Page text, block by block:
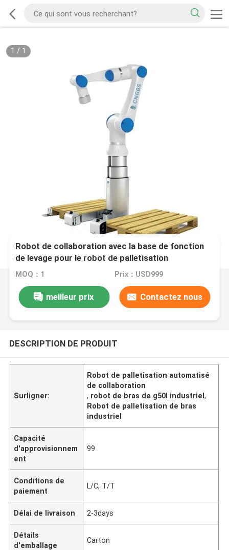
1 / 1
Robot de collaboration avec la base de fonction
de levage pour le robot de palletisation
MOQ：1 Prix：USD999
meilleur prix Contactez nous
DESCRIPTION DE PRODUIT
Surligner:
Robot de palletisation automatisé
de collaboration
, robot de bras de g50l industriel,
Robot de palletisation de bras
industriel
Capacité
d'approvisionnem
ent
99
Conditions de
paiement
L/C, T/T
Délai de livraison 2-3days
Détails
d'emballage
Carton